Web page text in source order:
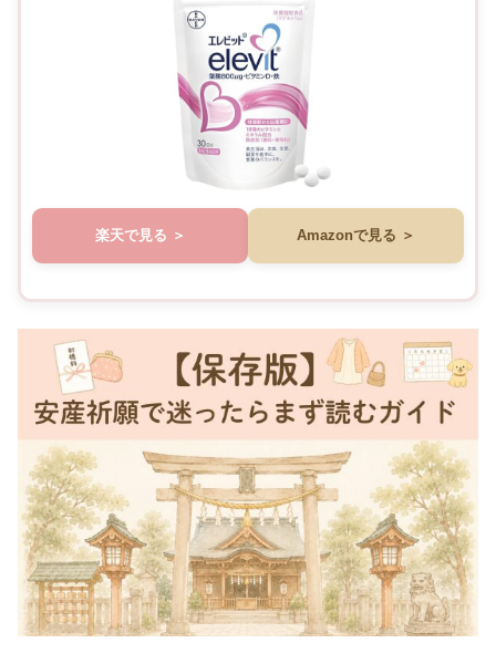
楽天で見る Amazonで見る